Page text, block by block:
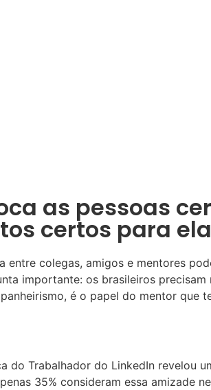
as pessoas
certos para
entre colegas, amigos e mentores
importante: os brasileiros
é o papel do mentor que
do Trabalhador do LinkedIn revelou
35% consideram essa amizade